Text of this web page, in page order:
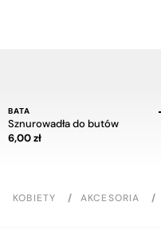
BATA
Sznurowadła do butów
Cena 6,00 zł
6,00 zł
KOBIETY / AKCESORIA /